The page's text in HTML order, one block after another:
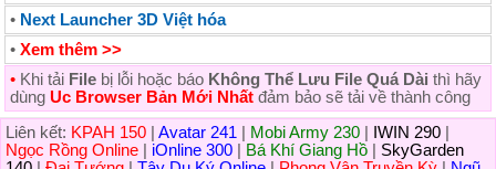
• Next Launcher 3D Việt hóa
• Xem thêm >>
• Khi tải File bị lỗi hoặc báo Không Thể Lưu File Quá Dài thì hãy
dùng Uc Browser Bản Mới Nhất đảm bảo sẽ tải về thành công
Liên kết: KPAH 150 Avatar 241 Mobi Army 230 IWIN 290
Ngọc Rồng Online
iOnline 300 Bá Khí Giang Hồ
SkyGarden